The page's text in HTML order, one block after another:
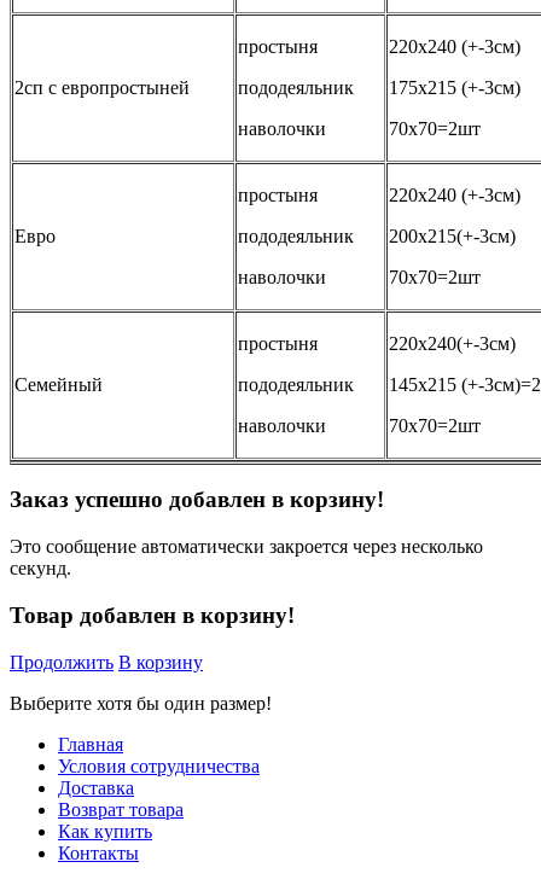
2сп с европростыней
простыня
пододеяльник
наволочки
220х240 (+-3см)
175х215 (+-3см)
70х70=2шт
Евро
простыня
пододеяльник
наволочки
220х240 (+-3см)
200х215(+-3см)
70х70=2шт
Семейный
простыня
пододеяльник
наволочки
220х240(+-3см)
145х215 (+-
70х70=2шт
Заказ успешно добавлен в корзину!
Это сообщение автоматически закроется через несколько
секунд.
Товар добавлен в корзину!
Продолжить В корзину
Выберите хотя бы один размер!
Главная
Условия сотрудничества
Доставка
Возврат товара
Как купить
Контакты